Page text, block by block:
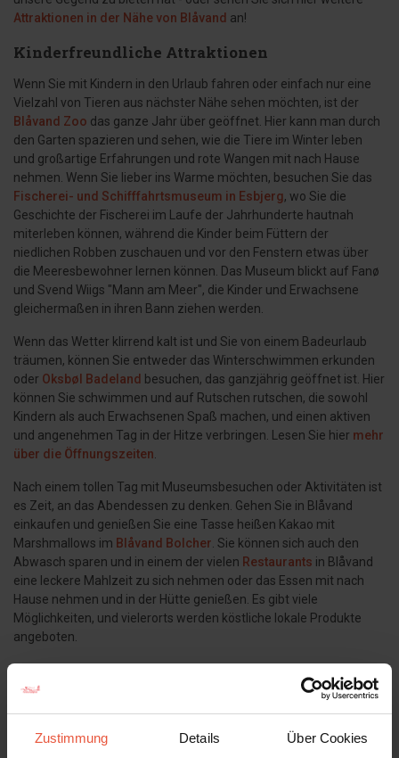
Zustimmung Details Über Cookies
Attraktionen in der Nähe von Blåvand an!
Kinderfreundliche Attraktionen
Wenn Sie mit Kindern in den Urlaub fahren oder einfach nur eine
Vielzahl von Tieren aus nächster Nähe sehen möchten, ist der
Blåvand Zoo das ganze Jahr über geöffnet. Hier kann man durch
den Garten spazieren und sehen, wie die Tiere im Winter leben
und großartige Erfahrungen und rote Wangen mit nach Hause
nehmen. Wenn Sie lieber ins Warme möchten, besuchen Sie das
Fischerei- und Schifffahrtsmuseum in Esbjerg, wo Sie die
Geschichte der Fischerei im Laufe der Jahrhunderte hautnah
miterleben können, während die Kinder beim Füttern der
niedlichen Robben zuschauen und vor den Fenstern etwas über
die Meeresbewohner lernen können. Das Museum blickt auf Fanø
und Svend Wiigs "Mann am Meer", die Kinder und Erwachsene
gleichermaßen in ihren Bann ziehen werden.
Wenn das Wetter klirrend kalt ist und Sie von einem Badeurlaub
träumen, können Sie entweder das Winterschwimmen erkunden
oder Oksbøl Badeland besuchen, das ganzjährig geöffnet ist. Hier
können Sie schwimmen und auf Rutschen rutschen, die sowohl
Kindern als auch Erwachsenen Spaß machen, und einen aktiven
und angenehmen Tag in der Hitze verbringen. Lesen Sie hier mehr
über die Öffnungszeiten
Nach einem tollen Tag mit Museumsbesuchen oder Aktivitäten ist
es Zeit, an das Abendessen zu denken. Gehen Sie in Blåvand
einkaufen und genießen Sie eine Tasse heißen Kakao mit
Marshmallows im Blåvand Bolcher . Sie können sich auch den
Abwasch sparen und in einem der vielen Restaurants in Blåvand
eine leckere Mahlzeit zu sich nehmen oder das Essen mit nach
Hause nehmen und in der Hütte genießen. Es gibt viele
Möglichkeiten, und vielerorts werden köstliche lokale Produkte
angeboten.
Die Westküste Dänemarks ist seit jeher das Zentrum historischer
fantastischen Museen von internationalem Rang geführt. In der